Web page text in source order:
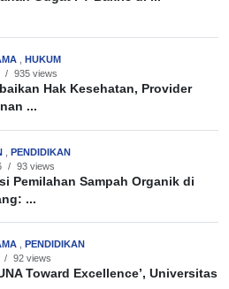
HUKUM
/ 935 views
Hak Kesehatan, Provider
...
PENDIDIKAN
/ 93 views
Pemilahan Sampah Organik di
...
PENDIDIKAN
/ 92 views
Toward Excellence’, Universitas